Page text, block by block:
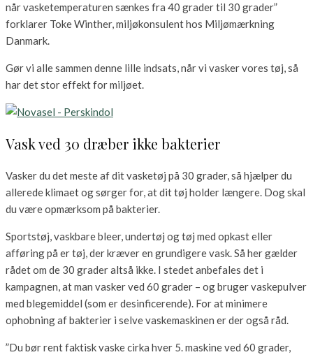
når vasketemperaturen sænkes fra 40 grader til 30 grader”
forklarer Toke Winther, miljøkonsulent hos Miljømærkning
Danmark.
Gør vi alle sammen denne lille indsats, når vi vasker vores tøj, så
har det stor effekt for miljøet.
Vask ved 30 dræber ikke bakterier
Vasker du det meste af dit vasketøj på 30 grader, så hjælper du
allerede klimaet og sørger for, at dit tøj holder længere. Dog skal
du være opmærksom på bakterier.
Sportstøj, vaskbare bleer, undertøj og tøj med opkast eller
afføring på er tøj, der kræver en grundigere vask. Så her gælder
rådet om de 30 grader altså ikke. I stedet anbefales det i
kampagnen, at man vasker ved 60 grader – og bruger vaskepulver
med blegemiddel (som er desinficerende). For at minimere
ophobning af bakterier i selve vaskemaskinen er der også råd.
”Du bør rent faktisk vaske cirka hver 5. maskine ved 60 grader,